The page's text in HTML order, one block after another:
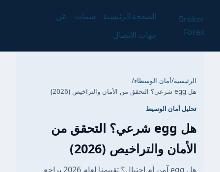
Broker
Forex
الصفحة الرئيسية سمات
عن
جهات الاتصال
الرئيسية/أمان الوسطاء/
هل egg شرعي؟ التحقق من الأمان والتراخيص (2026)
تحليل أمان الوسيط
هل egg شرعي؟ التحقق من
الأمان والتراخيص (2026)
هل egg آمن أم احتيال؟ تقييمنا لعام 2026 يراجع